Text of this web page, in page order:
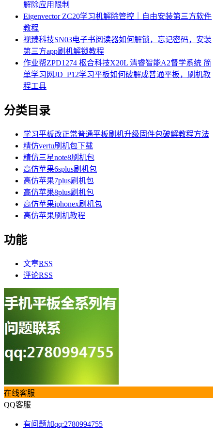
解除应用限制
Eigenvector ZC20学习机解除管控｜自由安装第三方软件
教程
视臻科技SN03电子书阅读器如何解锁，忘记密码，安装
第三方app刷机解锁教程
作业帮ZPD1274 枢合科技X20L 清睿智能A2督学系统 简
单学习网JD_P12学习平板如何破解成普通平板，刷机教
程工具
分类目录
学习平板改正常普通平板刷机升级固件包破解教程方法
精仿vertu刷机包下载
精仿三星note8刷机包
高仿苹果6splus刷机包
高仿苹果7plus刷机包
高仿苹果8plus刷机包
高仿苹果iphonex刷机包
高仿苹果刷机教程
功能
文章RSS
评论RSS
在线客服
QQ客服
有问题加qq:2780994755